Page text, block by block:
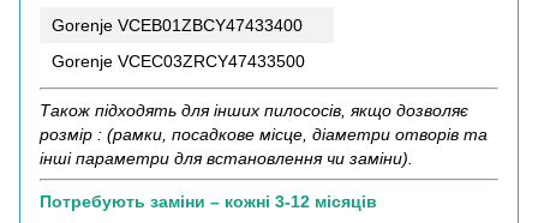
Gorenje VCEB01ZBCY47433400
Gorenje VCEC03ZRCY47433500
Також підходять для інших пилососів, якщо дозволяє
розмір : (рамки, посадкове місце, діаметри отворів та
інші параметри для встановлення чи заміни).
Потребують заміни – кожні 3-12 місяців